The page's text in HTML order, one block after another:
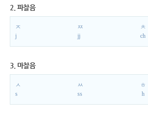
2. 파찰음
ㅈ
j
ㅉ
jj
ㅊ
ch
3. 마찰음
ㅅ
s
ㅆ
ss
ㅎ
h